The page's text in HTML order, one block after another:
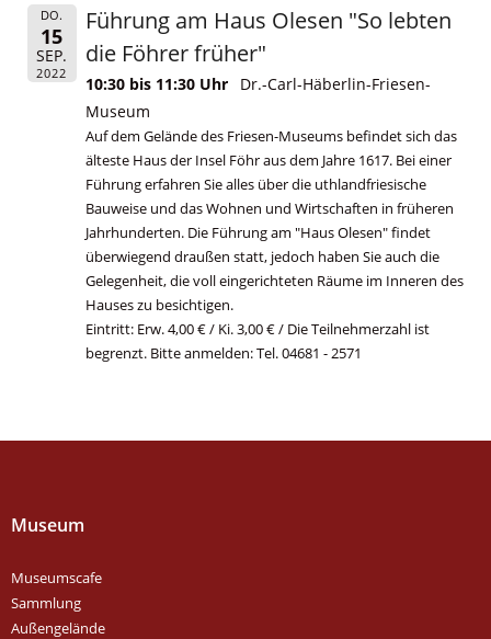
DO.
15
SEP.
2022
Führung am Haus Olesen "So lebten
die Föhrer früher"
10:30 bis 11:30 Uhr
Dr.-Carl-Häberlin-Friesen-
Museum
Auf dem Gelände des Friesen-Museums befindet sich das
älteste Haus der Insel Föhr aus dem Jahre 1617. Bei einer
Führung erfahren Sie alles über die uthlandfriesische
Bauweise und das Wohnen und Wirtschaften in früheren
Jahrhunderten. Die Führung am "Haus Olesen" findet
überwiegend draußen statt, jedoch haben Sie auch die
Gelegenheit, die voll eingerichteten Räume im Inneren des
Hauses zu besichtigen.
Eintritt: Erw. 4,00 € / Ki. 3,00 € / Die Teilnehmerzahl ist
begrenzt. Bitte anmelden: Tel. 04681 - 2571
Museum
Museumscafe
Sammlung
Außengelände